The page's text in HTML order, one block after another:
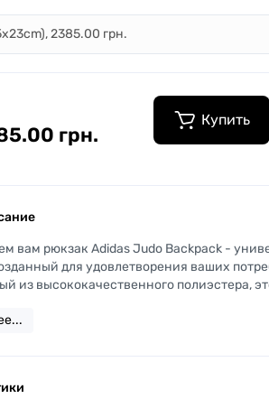
грн.
Купить
вам рюкзак Adidas Judo Backpack -
для удовлетворения ваших
из высококачественного полиэстера,